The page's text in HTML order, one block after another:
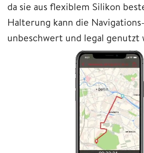
da sie aus flexiblem Silikon
Halterung kann die
unbeschwert und legal genutzt